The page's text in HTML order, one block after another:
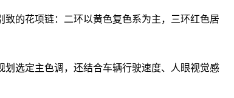
的花项链：二环以黄色复色系为主，三环红色居
选定主色调，还结合车辆行驶速度、人眼视觉感